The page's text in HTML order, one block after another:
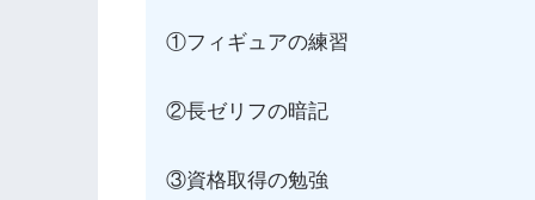
①フィギュアの練習
②長ゼリフの暗記
③資格取得の勉強